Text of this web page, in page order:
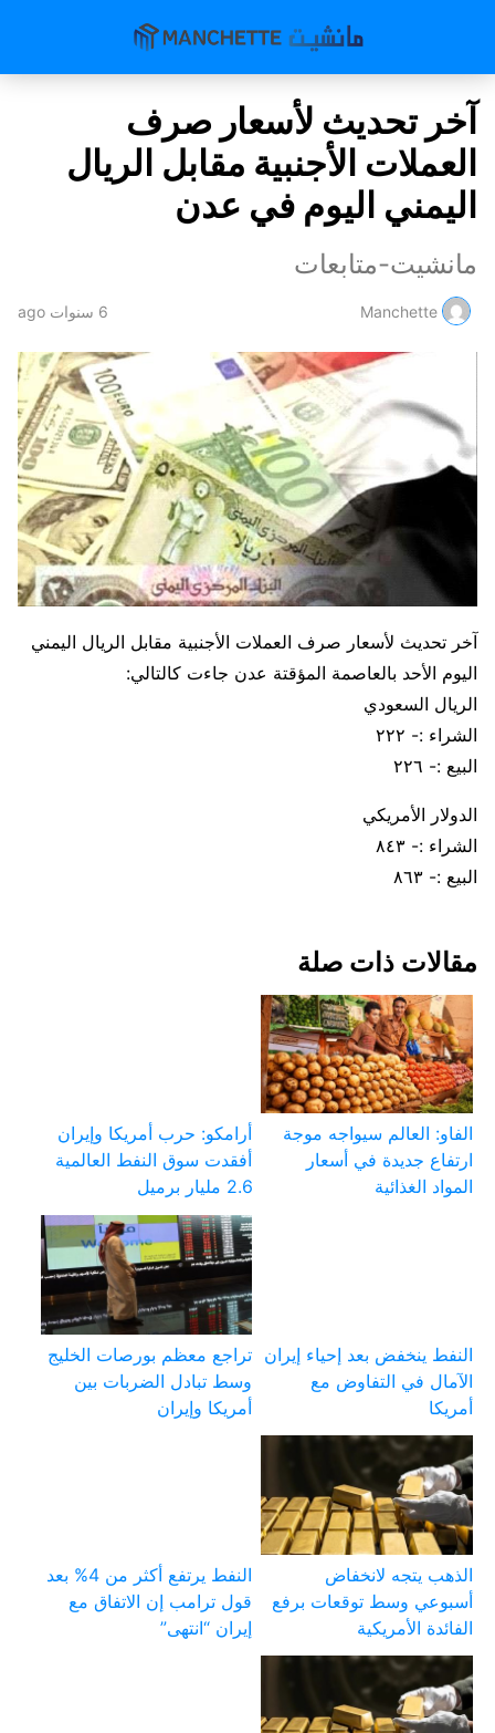
آخر تحديث لأسعار صرف
العملات الأجنبية مقابل الريال
اليمني اليوم في عدن
مانشيت-متابعات
Manchette 6 سنوات ago
آخر تحديث لأسعار صرف العملات الأجنبية مقابل الريال اليمني
اليوم الأحد بالعاصمة المؤقتة عدن جاءت كالتالي:
الريال السعودي
الشراء :- ٢٢٢
البيع :- ٢٢٦
الدولار الأمريكي
الشراء :- ٨٤٣
البيع :- ٨٦٣
مقالات ذات صلة
الفاو: العالم سيواجه موجة
ارتفاع جديدة في أسعار
المواد الغذائية
أرامكو: حرب أمريكا وإيران
أفقدت سوق النفط العالمية
2.6 مليار برميل
النفط ينخفض بعد إحياء إيران
الآمال في التفاوض مع
أمريكا
تراجع معظم بورصات الخليج
وسط تبادل الضربات بين
أمريكا وإيران
الذهب يتجه لانخفاض
أسبوعي وسط توقعات برفع
الفائدة الأمريكية
النفط يرتفع أكثر من 4% بعد
قول ترامب إن الاتفاق مع
إيران “انتهى”